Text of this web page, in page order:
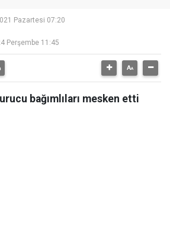
Pazartesi 07:20
Perşembe 11:45
bağımlıları mesken etti